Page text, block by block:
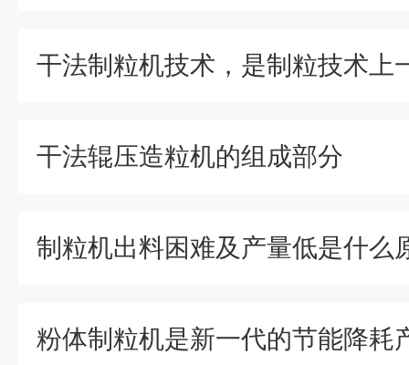
干法辊压造粒机的组成部分
粉体制粒机是新一代的节能降耗